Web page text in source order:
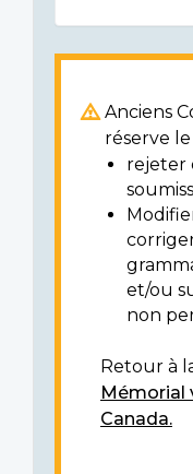
Anciens
réserve
rejeter
et/ou
non
Retour à
Mémorial
Canada.